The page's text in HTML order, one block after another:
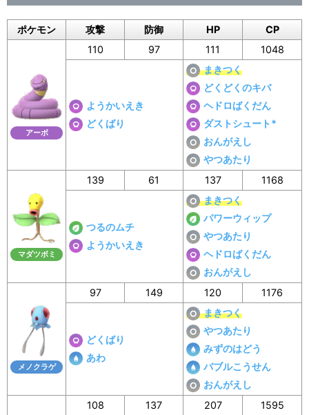
ポケモン 攻撃 防御 HP CP
アーボ
110 97 111 1048
ようかいえき
どくばり
まきつく
どくどくのキバ
ヘドロばくだん
ダストシュート*
おんがえし
やつあたり
マダツボミ
139 61 137 1168
つるのムチ
ようかいえき
まきつく
パワーウィップ
やつあたり
ヘドロばくだん
おんがえし
メノクラゲ
97 149 120 1176
どくばり
あわ
まきつく
やつあたり
みずのはどう
バブルこうせん
おんがえし
108 137 207 1595